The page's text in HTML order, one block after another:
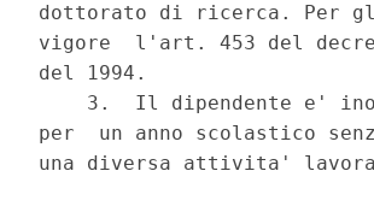
dottorato di ricerca. Per
vigore  l'art. 453 del
del 1994.
3.  Il dipendente e'
per  un anno scolastico